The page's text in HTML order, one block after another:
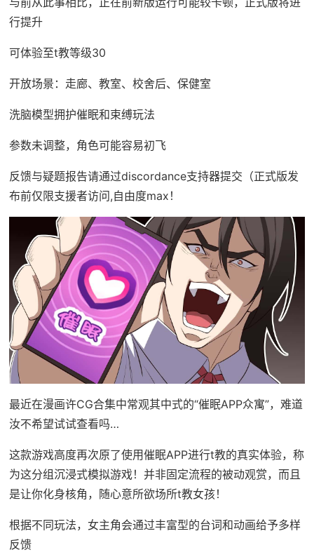
行提升
可体验至t教等级30
开放场景：走廊、教室、校舍后、保健室
洗脑模型拥护催眠和束缚玩法
参数未调整，角色可能容易初飞
反馈与疑题报告请通过discordance支持器提交（正式版发
布前仅限支援者访问,自由度max！
最近在漫画许CG合集中常观其中式的“催眠APP众寓”，难道
汝不希望试试查看吗…
这款游戏高度再次原了使用催眠APP进行t教的真实体验，称
为这分组沉浸式模拟游戏！并非固定流程的被动观赏，而且
是让你化身核角，随心意所欲场所t教女孩！
根据不同玩法，女主角会通过丰富型的台词和动画给予多样
反馈